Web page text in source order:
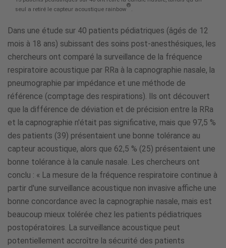
seul a retiré le capteur acoustique rainbow
®
Dans une étude sur 40 patients pédiatriques (âgés de 12
mois à 18 ans) subissant des soins post-anesthésiques, les
chercheurs ont comparé la surveillance de la fréquence
respiratoire acoustique par RRa à la capnographie nasale, la
pneumographie par impédance et une méthode de
référence (comptage des respirations). Ils ont découvert
que la différence de déviation et de précision entre la RRa
et la capnographie n'était pas significative, mais que 97,5 %
des patients (39) présentaient une bonne tolérance au
capteur acoustique, alors que 62,5 % (25) présentaient une
bonne tolérance à la canule nasale. Les chercheurs ont
conclu : « La mesure de la fréquence respiratoire continue à
partir d'une surveillance acoustique non invasive affiche une
bonne concordance avec la capnographie nasale, mais est
beaucoup mieux tolérée chez les patients pédiatriques
postopératoires. La surveillance acoustique peut
potentiellement accroître la sécurité des patients